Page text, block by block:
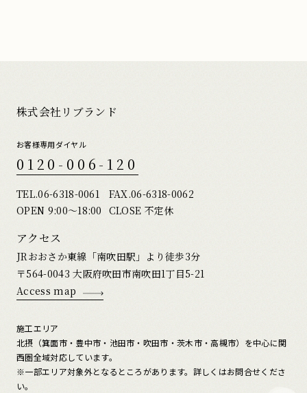
株式会社リブランド
お客様専用ダイヤル
0120-006-120
TEL.06-6318-0061
FAX.06-6318-0062
OPEN 9:00〜18:00 CLOSE 不定休
アクセス
JRおおさか東線「南吹田駅」より徒歩3分
〒564-0043 大阪府吹田市南吹田1丁目5-21
Access map
施工エリア
北摂（箕面市・豊中市・池田市・吹田市・茨木市・高槻市）を中心に関
西圏全域対応しています。
※一部エリア対象外となるところがあります。詳しくはお問合せくださ
い。